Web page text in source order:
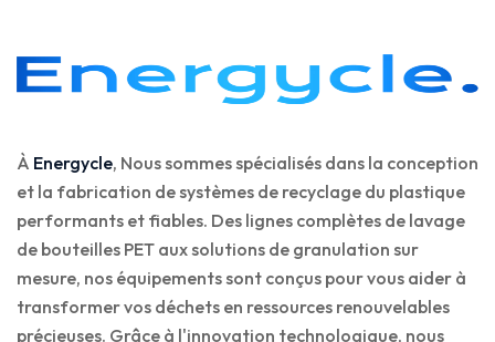
À Energycle, Nous sommes spécialisés dans la conception
et la fabrication de systèmes de recyclage du plastique
performants et fiables. Des lignes complètes de lavage
de bouteilles PET aux solutions de granulation sur
mesure, nos équipements sont conçus pour vous aider à
transformer vos déchets en ressources renouvelables
précieuses. Grâce à l'innovation technologique, nous